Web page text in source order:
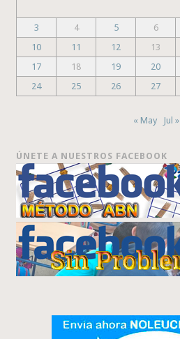
3
4 5 6
10
11 12 13
17
18 19 20
24
25 26 27
« May Jul »
ÚNETE A NUESTROS FACEBOOK